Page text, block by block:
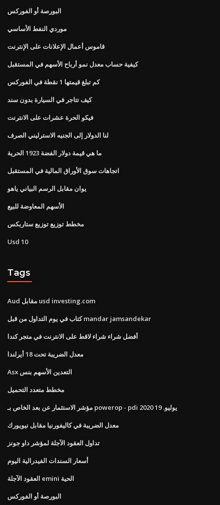
البورصة أو الفوركس
موردي النفط الأساسي
قاموس أعمال الإعلانات على الإنترنت
كيفية حساب معدل نمو أرباح الأسهم في المستقبل
كم تبلغ قيمتها 1 نقطة في الفوركس
كيف تتاجر في السيارة بدون سند
فيكو الحرة عشرات على الانترنت
لنا الدولار إلى الجنيه الاسترليني الصرف
ما هي قيمة دولار الفضة 1923 الحرية
اتجاهات سوق الأوراق المالية في المستقبل
يوان مقابل الرسم البياني ياهو
الأسهم المعاوضة للبيع
مخطط توزيع توزيع ستاربكس
Usd 10
Tags
Aud مقابل usd investing.com
كتاب في يوم التداول من قبل mandar jamsandekar
أفضل شراء شراء لاقط على الانترنت في متجر كندا
معدل الضريبة تحت 18 أيرلندا
Asx التعدين الأسهم بنس
مخطط متعدد التحميل
مؤشر الاستثمار عن بعد الخاص بـ powerop - pdi يوليو. 19 2020
معدل الضريبة في كاليفورنيا مقابل نيويورك
تداول العقود الآجلة لمؤشر داو جونز
أسعار السندات الفيدرالية اليوم
العقود الآجلة emini الحية
البورصة أو الفوركس